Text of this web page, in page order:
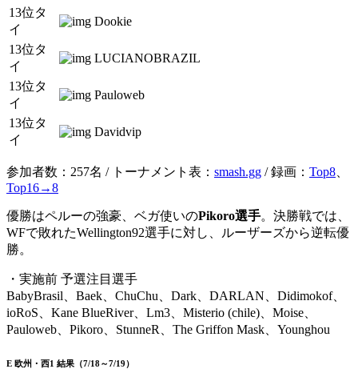
13位タ
イ
Dookie
13位タ
イ
LUCIANOBRAZIL
13位タ
イ
Pauloweb
13位タ
イ
Davidvip
参加者数：257名 / トーナメント表： smash.gg / 録画： Top8
Top16→8
優勝はペルーの強豪、ベガ使いのPikoro選手。決勝戦では、
WFで敗れたWellington92選手に対し、ルーザーズから逆転優
勝。
・実施前 予選注目選手
BabyBrasil、Baek、ChuChu、Dark、DARLAN、Didimokof、
ioRoS、Kane BlueRiver、Lm3、Misterio (chile)、Moise、
Pauloweb、Pikoro、StunneR、The Griffon Mask、Younghou
E 欧州・西1 結果（7/18～7/19）